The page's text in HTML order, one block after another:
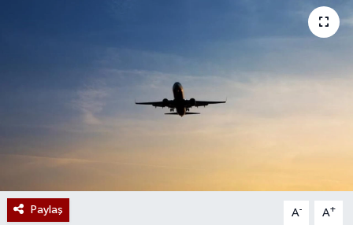
Paylaş A- A+